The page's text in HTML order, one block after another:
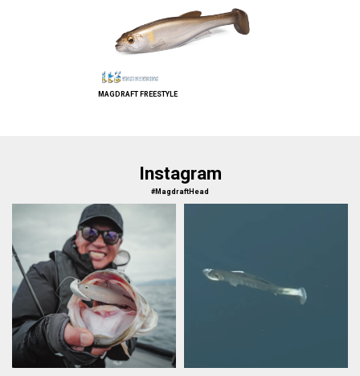
MAGDRAFT FREESTYLE
Instagram
#MagdraftHead